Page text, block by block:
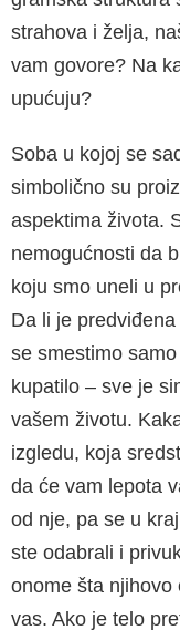
strahova i želja,
vam govore? Na
upućuju?
Soba u kojoj se
simbolično su
aspektima života.
nemogućnosti da
koju smo uneli u
Da li je
se smestimo
kupatilo – sve je
vašem životu.
izgledu, koja
da će vam lepota
od nje, pa se u
ste odabrali i
onome šta njihovo
vas. Ako je telo